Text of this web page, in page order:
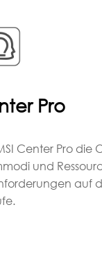
Pro
Center Pro die
und
auf